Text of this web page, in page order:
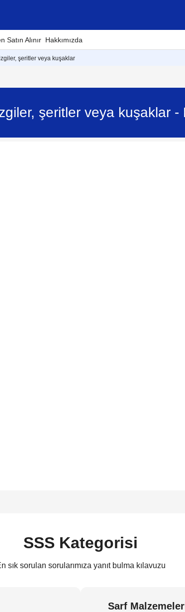
Satın Alınır Hakkımızda
şeritler veya kuşaklar
şeritler veya kuşaklar -
SSS Kategorisi
sık sorulan sorularımıza yanıt bulma kılavuzu
Sarf